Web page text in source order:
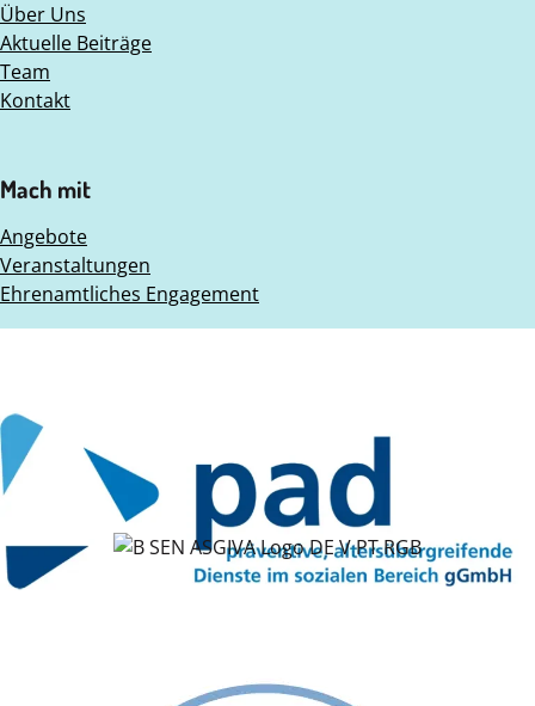
Über Uns
Aktuelle Beiträge
Team
Kontakt
Mach mit
Angebote
Veranstaltungen
Ehrenamtliches Engagement